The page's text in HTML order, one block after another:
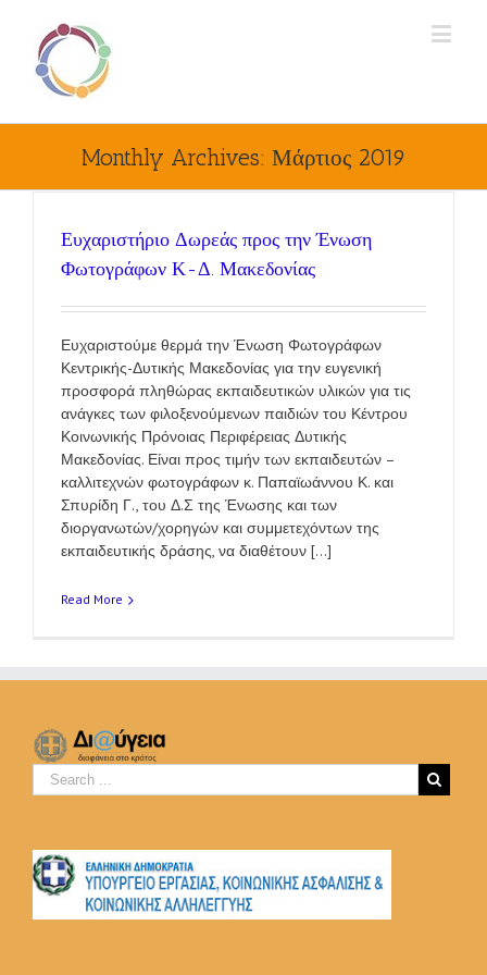
Monthly Archives: Μάρτιος 2019
Ευχαριστήριο Δωρεάς προς την Ένωση
Φωτογράφων Κ-Δ. Μακεδονίας
Ευχαριστούμε θερμά την Ένωση Φωτογράφων
Κεντρικής-Δυτικής Μακεδονίας για την ευγενική
προσφορά πληθώρας εκπαιδευτικών υλικών για τις
ανάγκες των φιλοξενούμενων παιδιών του Κέντρου
Κοινωνικής Πρόνοιας Περιφέρειας Δυτικής
Μακεδονίας. Είναι προς τιμήν των εκπαιδευτών –
καλλιτεχνών φωτογράφων κ. Παπαϊωάννου Κ. και
Σπυρίδη Γ., του Δ.Σ της Ένωσης και των
διοργανωτών/χορηγών και συμμετεχόντων της
εκπαιδευτικής δράσης, να διαθέτουν [...]
Read More